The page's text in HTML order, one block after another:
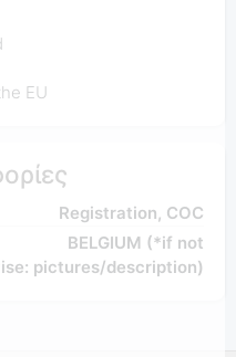
EU
Registration, COC
BELGIUM (*if not
pictures/description)